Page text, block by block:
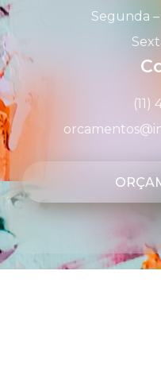
Segunda
(11)